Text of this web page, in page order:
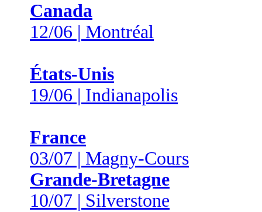
Canada
12/06 | Montréal
États-Unis
19/06 | Indianapolis
France
03/07 | Magny-Cours
Grande-Bretagne
10/07 | Silverstone